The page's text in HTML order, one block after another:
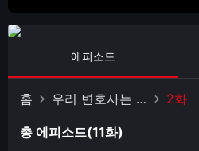
에피소드
홈 우리 변호사는 손이 많이 간다 2화
총 에피소드(11화)